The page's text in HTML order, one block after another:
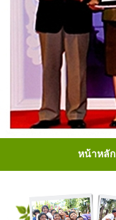
หน้าหลัก